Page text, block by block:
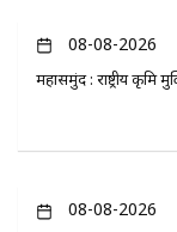
08-08-2026
महासमुंद : राष्ट्रीय कृमि
08-08-2026